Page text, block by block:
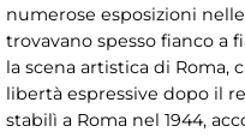
numerose esposizioni
trovavano spesso fianco a
la scena artistica di Roma,
libertà espressive dopo il
stabilì a Roma nel 1944,